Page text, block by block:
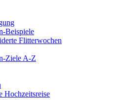
Beispiele
Flitterwochen
Ziele A-Z
Hochzeitsreise